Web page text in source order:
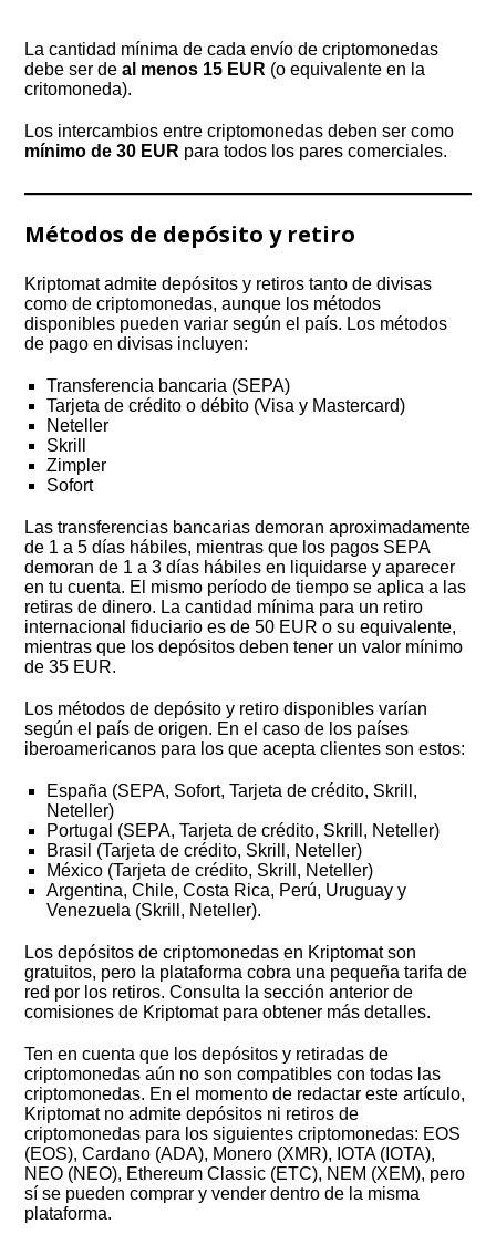
La cantidad mínima de cada envío de criptomonedas
debe ser deal menos 15 EUR (o equivalente en la
critomoneda).
Los intercambios entre criptomonedas deben ser como
mínimo de 30 EUR para todos los pares comerciales.
Métodos de depósito y retiro
Kriptomat admite depósitos y retiros tanto de divisas
como de criptomonedas, aunque los métodos
disponibles pueden variar según el país. Los métodos
de pago en divisas incluyen:
Transferencia bancaria (SEPA)
Tarjeta de crédito o débito (Visa y Mastercard)
Neteller
Skrill
Zimpler
Sofort
Las transferencias bancarias demoran aproximadamente
de 1 a 5 días hábiles, mientras que los pagos SEPA
demoran de 1 a 3 días hábiles en liquidarse y aparecer
en tu cuenta. El mismo período de tiempo se aplica a las
retiras de dinero. La cantidad mínima para un retiro
internacional fiduciario es de 50 EUR o su equivalente,
mientras que los depósitos deben tener un valor mínimo
de 35 EUR.
Los métodos de depósito y retiro disponibles varían
según el país de origen. En el caso de los países
iberoamericanos para los que acepta clientes son estos:
España (SEPA, Sofort, Tarjeta de crédito, Skrill,
Neteller)
Portugal (SEPA, Tarjeta de crédito, Skrill, Neteller)
Brasil (Tarjeta de crédito, Skrill, Neteller)
México (Tarjeta de crédito, Skrill, Neteller)
Argentina, Chile, Costa Rica, Perú, Uruguay y
Venezuela (Skrill, Neteller).
Los depósitos de criptomonedas en Kriptomat son
gratuitos, pero la plataforma cobra una pequeña tarifa de
red por los retiros. Consulta la sección anterior de
comisiones de Kriptomat para obtener más detalles.
Ten en cuenta que los depósitos y retiradas de
criptomonedas aún no son compatibles con todas las
criptomonedas. En el momento de redactar este artículo,
Kriptomat no admite depósitos ni retiros de
criptomonedas para los siguientes criptomonedas: EOS
(EOS), Cardano (ADA), Monero (XMR), IOTA (IOTA),
NEO (NEO), Ethereum Classic (ETC), NEM (XEM), pero
sí se pueden comprar y vender dentro de la misma
plataforma.